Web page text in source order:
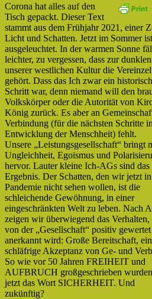
Corona hat alles auf den
Tisch gepackt. Dieser Text
stammt aus dem Frühjahr 2021, einer
Licht und Schatten. Jetzt im Sommer
ausgeleuchtet. In der warmen Sonne
leichter, zu vergessen, dass zur
unserer westlichen Kultur die
gehört. Dass das Ich zwar ein
Schritt war, denn niemand will den
Volkskörper oder die Autorität von
König zurück. Es aber an
Verbindung (für die nächsten Schritte
Entwicklung der Menschheit) fehlt.
Unsere „Leistungsgesellschaft“ bringt
Ungleichheit, Egoismus und
hervor. Lauter kleine Ich-AGs sind das
Ergebnis. Der Schatten, den wir jetzt
Pandemie nicht sehen wollen, ist die
schleichende Gewöhnung, in einer
eingeschränkten Welt zu leben. Nach
zeigen wir überwiegend das Verhalten,
von der „Gesellschaft“ positiv
anerkannt wird: Große Bereitschaft,
schläfrige Akzeptanz von Ge- und
So wie vor 50 Jahren FREIHEIT und
AUFBRUCH großgeschrieben
jetzt das Wort SICHERHEIT. Und
zukünftig?